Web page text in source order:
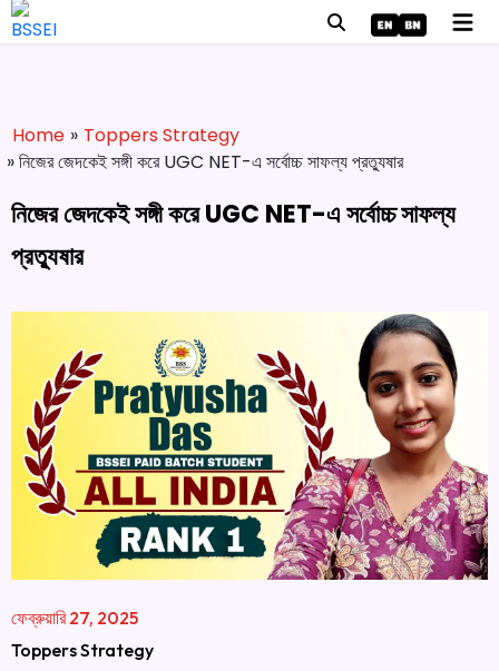
Home » Toppers Strategy
» নিজের জেদকেই সঙ্গী করে UGC NET-এ সর্বোচ্চ সাফল্য প্রত্যুষার
নিজের জেদকেই সঙ্গী করে UGC NET-এ সর্বোচ্চ সাফল্য
প্রত্যুষার
ফেব্রুয়ারি 27, 2025
Toppers Strategy